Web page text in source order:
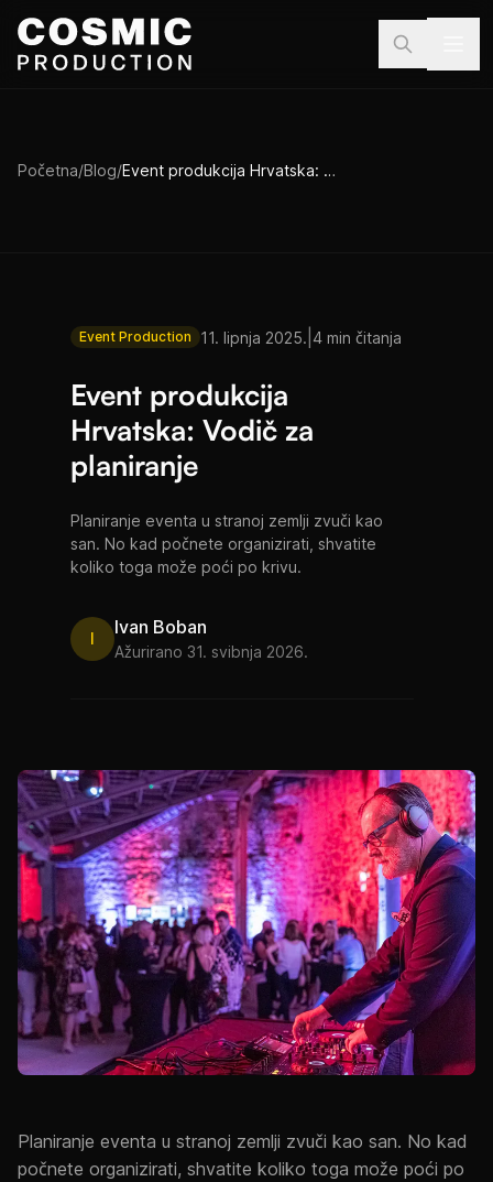
Preskoči na sadržaj
Početna/Blog/ Event produkcija Hrvatska: Vodič za planiranje
Event Production 11. lipnja 2025. 4 min čitanja
Event produkcija
Hrvatska: Vodič za
planiranje
Planiranje eventa u stranoj zemlji zvuči kao
san. No kad počnete organizirati, shvatite
koliko toga može poći po krivu.
I
Ivan Boban
Ažurirano 31. svibnja 2026.
Planiranje eventa u stranoj zemlji zvuči kao san. No kad
počnete organizirati, shvatite koliko toga može poći po